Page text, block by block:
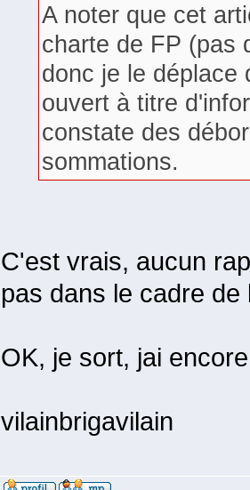
A noter que cet
charte de FP (pas
donc je le déplace
ouvert à titre
constate des
sommations.
C'est vrais, aucun
pas dans le cadre
OK, je sort, jai
vilainbrigavilain